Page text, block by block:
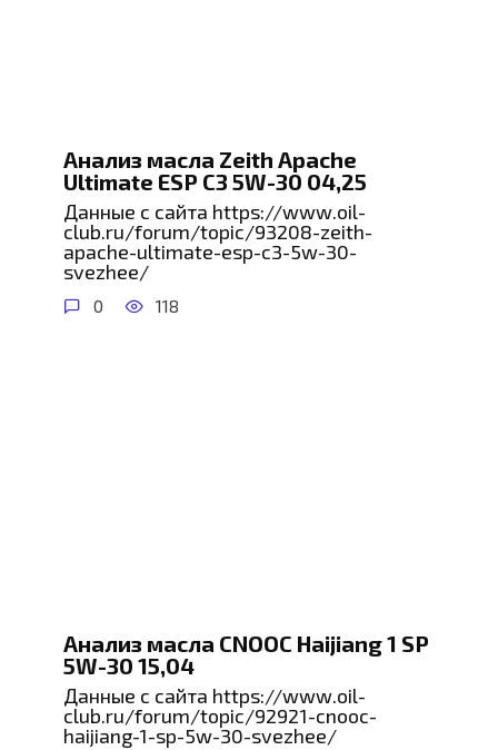
Анализ масла Zeith Apache
Ultimate ESP C3 5W-30 04,25
Данные с сайта https://www.oil-
club.ru/forum/topic/93208-zeith-
apache-ultimate-esp-c3-5w-30-
svezhee/
0 118
Анализ масла CNOOC Haijiang 1 SP
5W-30 15,04
Данные с сайта https://www.oil-
club.ru/forum/topic/92921-cnooc-
haijiang-1-sp-5w-30-svezhee/